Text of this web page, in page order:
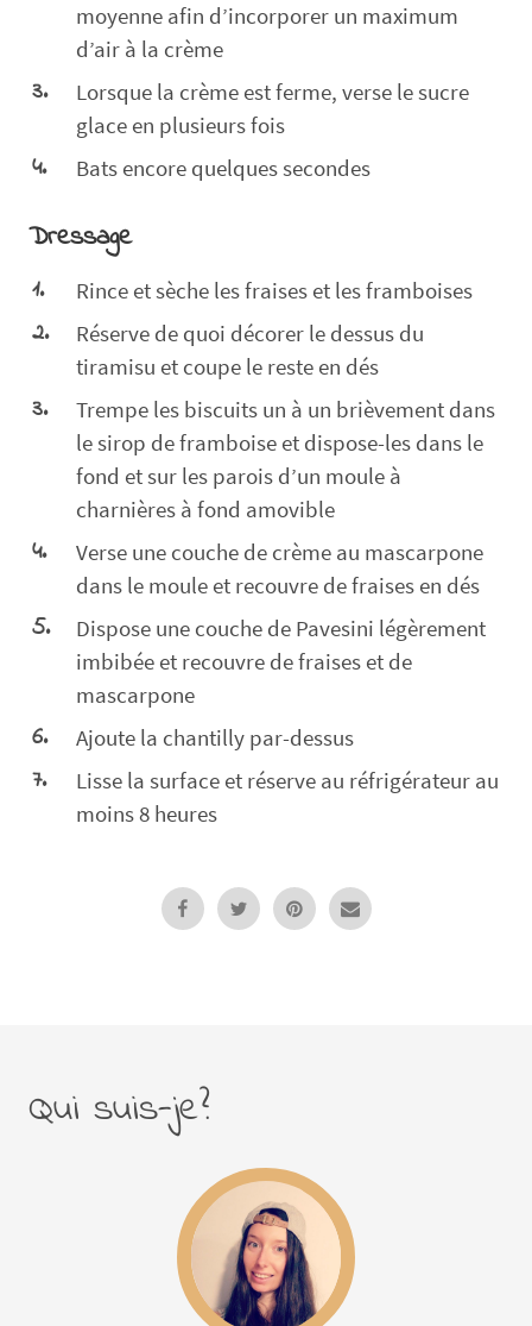
moyenne afin d’incorporer un maximum
d’air à la crème
Lorsque la crème est ferme, verse le sucre
glace en plusieurs fois
Bats encore quelques secondes
Dressage
Rince et sèche les fraises et les framboises
Réserve de quoi décorer le dessus du
tiramisu et coupe le reste en dés
Trempe les biscuits un à un brièvement dans
le sirop de framboise et dispose-les dans le
fond et sur les parois d’un moule à
charnières à fond amovible
Verse une couche de crème au mascarpone
dans le moule et recouvre de fraises en dés
Dispose une couche de Pavesini légèrement
imbibée et recouvre de fraises et de
mascarpone
Ajoute la chantilly par-dessus
Lisse la surface et réserve au réfrigérateur au
moins 8 heures
Qui suis-je?